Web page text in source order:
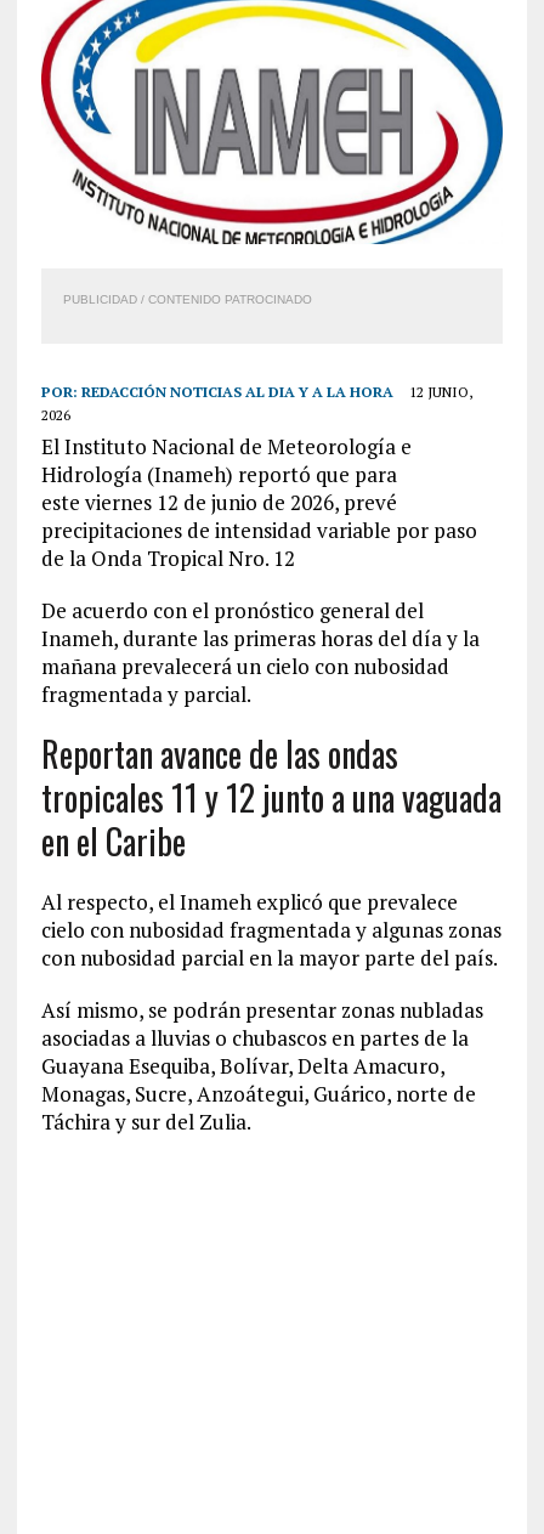
PUBLICIDAD / CONTENIDO PATROCINADO
POR: REDACCIÓN NOTICIAS AL DIA Y A LA HORA
12 JUNIO,
2026
El Instituto Nacional de Meteorología e
Hidrología (Inameh) reportó que para
este viernes 12 de junio de 2026, prevé
precipitaciones de intensidad variable por paso
de la Onda Tropical Nro. 12
De acuerdo con el pronóstico general del
Inameh, durante las primeras horas del día y la
mañana prevalecerá un cielo con nubosidad
fragmentada y parcial.
Reportan avance de las ondas
tropicales 11 y 12 junto a una vaguada
en el Caribe
Al respecto, el Inameh explicó que prevalece
cielo con nubosidad fragmentada y algunas zonas
con nubosidad parcial en la mayor parte del país.
Así mismo, se podrán presentar zonas nubladas
asociadas a lluvias o chubascos en partes de la
Guayana Esequiba, Bolívar, Delta Amacuro,
Monagas, Sucre, Anzoátegui, Guárico, norte de
Táchira y sur del Zulia.